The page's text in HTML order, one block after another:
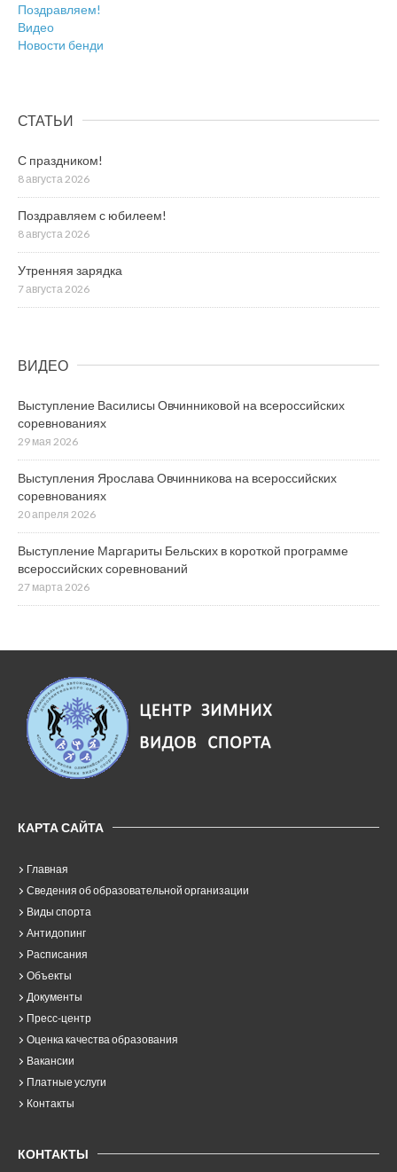
Поздравляем!
Видео
Новости бенди
СТАТЬИ
С праздником!
8 августа 2026
Поздравляем с юбилеем!
8 августа 2026
Утренняя зарядка
7 августа 2026
ВИДЕО
Выступление Василисы Овчинниковой на всероссийских
соревнованиях
29 мая 2026
Выступления Ярослава Овчинникова на всероссийских
соревнованиях
20 апреля 2026
Выступление Маргариты Бельских в короткой программе
всероссийских соревнований
27 марта 2026
КАРТА САЙТА
Главная
Сведения об образовательной организации
Виды спорта
Антидопинг
Расписания
Объекты
Документы
Пресс-центр
Оценка качества образования
Вакансии
Платные услуги
Контакты
КОНТАКТЫ